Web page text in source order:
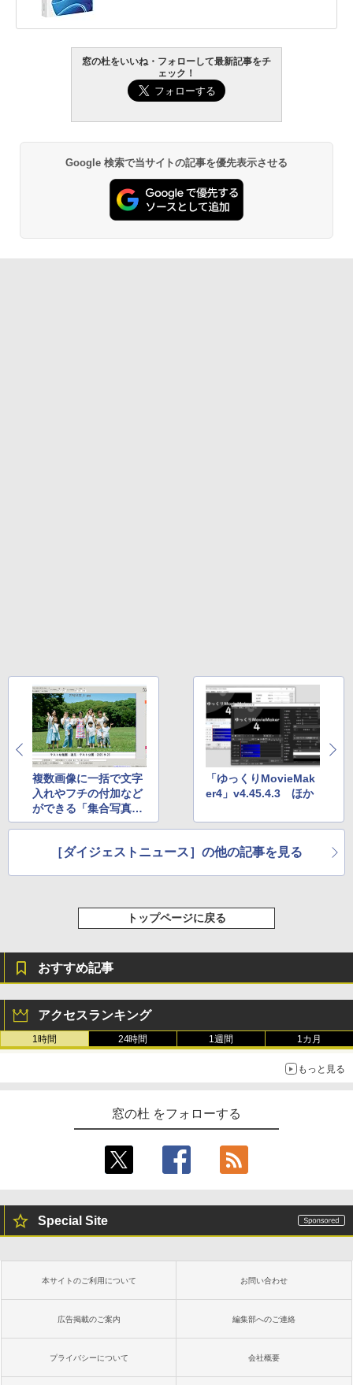
窓の杜をいいね・フォローして最新記事をチ
ェック！
Google 検索で当サイトの記事を優先表示させる
複数画像に一括で文字
入れやフチの付加など
ができる「集合写真作
成名人」v1.0 ほか
「ゆっくりMovieMak
er4」v4.45.4.3 ほか
［ダイジェストニュース］の他の記事を見る
トップページに戻る
おすすめ記事
アクセスランキング
1時間 24時間 1週間 1カ月
もっと見る
窓の杜 をフォローする
Special Site
本サイトのご利用について お問い合わせ
広告掲載のご案内 編集部へのご連絡
プライバシーについて 会社概要